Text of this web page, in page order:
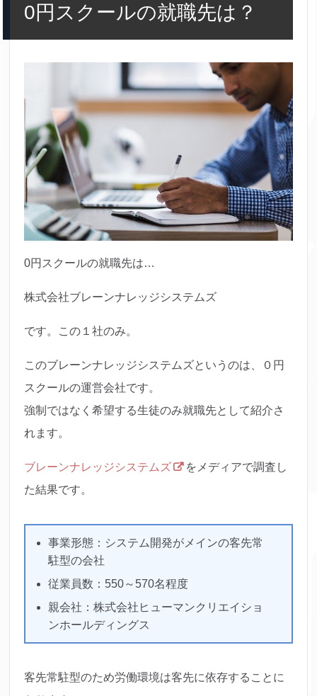
0円スクールの就職先は？
0円スクールの就職先は…
株式会社ブレーンナレッジシステムズ
です。この１社のみ。
このブレーンナレッジシステムズというのは、０円
スクールの運営会社です。
強制ではなく希望する生徒のみ就職先として紹介さ
れます。
ブレーンナレッジシステムズ
をメディアで調査し
た結果です。
事業形態：システム開発がメインの客先常
駐型の会社
従業員数： 550～570名程度
親会社：株式会社ヒューマンクリエイショ
ンホールディングス
客先常駐型のため労働環境は客先に依存することに